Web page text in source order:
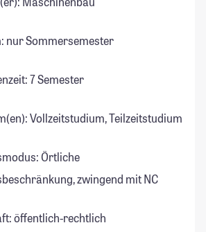
nur Sommersemester
7 Semester
Vollzeitstudium, Teilzeitstudium
Örtliche
zwingend mit NC
öffentlich-rechtlich